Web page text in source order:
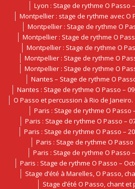
Lyon : Stage de rythme O Passo
Montpellier : stage de rythme avec O
Montpellier : Stage de rythme O
Montpellier : Stage de rythme O
Montpellier : Stage de rythme O
Montpellier : Stage de rythme O
Montpellier : Stage de rythme O
Nantes – Stage de rythme O
Nantes : Stage de rythme O Passo –
O Passo et percussion à Rio de Janeiro.
Paris : Stage de rythme O Passo
Paris : Stage de rythme O Passo –
Paris : Stage de rythme O Passo –
Paris : Stage de rythme O Passo
Paris : Stage de rythme O Passo
Paris : Stage de rythme O Passo –
Stage d’été à Marelles, O Passo,
Stage d’été O Passo, chant et